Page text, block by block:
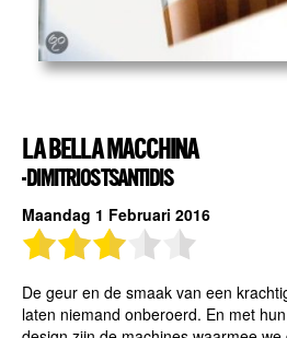
LA BELLA MACCHINA
- DIMITRIOS TSANTIDIS
Maandag 1 Februari 2016
De geur en de smaak van een
laten niemand onberoerd. En met